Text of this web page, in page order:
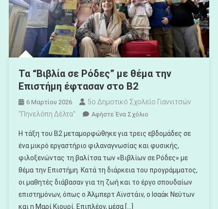
Τα “Βιβλία σε Ρόδες” με θέμα την
Επιστήμη έφτασαν στο Β2
6 Μαρτίου 2026
5ο Δημοτικό Σχολείο Γιαννιτσών
"Πηνελόπη Δέλτα"
Αφήστε Ένα ΣχόλιοΓια
Τα
“Βιβλία
Σε
Ρόδες”
Με
Θέμα
Η τάξη του Β2 μεταμορφώθηκε για τρεις εβδομάδες σε
ένα μικρό εργαστήριο φιλαναγνωσίας και φυσικής,
φιλοξενώντας τη βαλίτσα των «Βιβλίων σε Ρόδες» με
θέμα την Επιστήμη. Κατά τη διάρκεια του προγράμματος,
οι μαθητές διάβασαν για τη ζωή και το έργο σπουδαίων
επιστημόνων, όπως ο Άλμπερτ Αϊνστάιν, ο Ισαάκ Νεύτων
και η Μαρί Κιουρί. Επιπλέον, μέσα […]